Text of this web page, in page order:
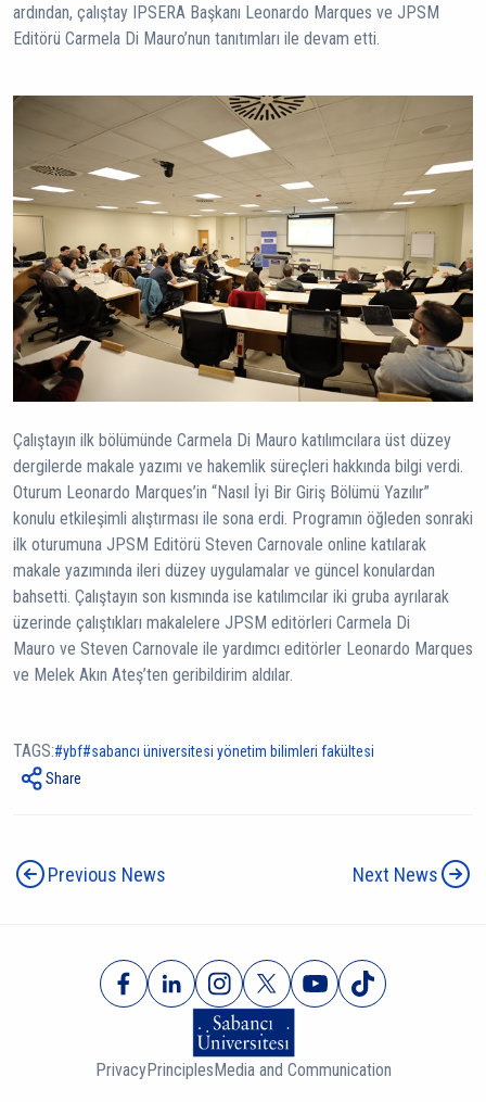
ardından, çalıştay IPSERA Başkanı Leonardo Marques ve JPSM
Editörü Carmela Di Mauro’nun tanıtımları ile devam etti.
Çalıştayın ilk bölümünde Carmela Di Mauro katılımcılara üst düzey
dergilerde makale yazımı ve hakemlik süreçleri hakkında bilgi verdi.
Oturum Leonardo Marques’in “Nasıl İyi Bir Giriş Bölümü Yazılır”
konulu etkileşimli alıştırması ile sona erdi. Programın öğleden sonraki
ilk oturumuna JPSM Editörü Steven Carnovale online katılarak
makale yazımında ileri düzey uygulamalar ve güncel konulardan
bahsetti. Çalıştayın son kısmında ise katılımcılar iki gruba ayrılarak
üzerinde çalıştıkları makalelere JPSM editörleri Carmela Di
Mauro ve Steven Carnovale ile yardımcı editörler Leonardo Marques
ve Melek Akın Ateş’ten geribildirim aldılar.
TAGS: ybf sabancı üniversitesi yönetim bilimleri fakültesi
Share
Previous News Next News
PrivacyPrinciples Media and Communication